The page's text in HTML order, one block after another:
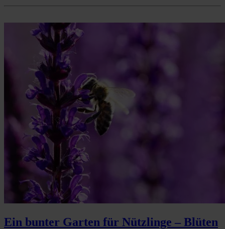
Ein bunter Garten für Nützlinge – Blüten